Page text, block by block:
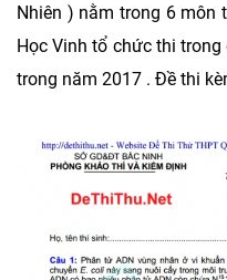
Nhiên ) nằm trong 6 môn
Học Vinh tổ chức thi
trong năm 2017 . Đề thi